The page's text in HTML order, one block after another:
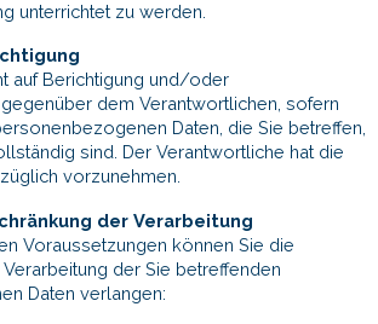
unterrichtet zu werden.
auf Berichtigung und/oder
dem Verantwortlichen, sofern
Daten, die Sie betreffen,
sind. Der Verantwortliche hat die
vorzunehmen.
der Verarbeitung
Voraussetzungen können Sie die
der Sie betreffenden
Daten verlangen: